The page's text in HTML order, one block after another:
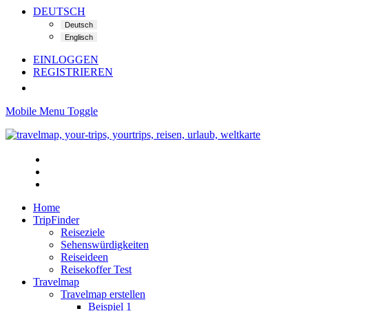
DEUTSCH
EINLOGGEN
REGISTRIEREN
Mobile Menu Toggle
Home
TripFinder
Reiseziele
Sehenswürdigkeiten
Reiseideen
Reisekoffer Test
Travelmap
Travelmap erstellen
Beispiel 1